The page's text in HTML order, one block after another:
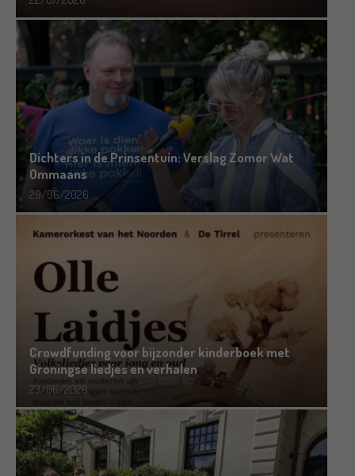
Dichters in de Prinsentuin: Verslag Zomor Wat
Ommaans
29/06/2026
Crowdfunding voor bijzonder kinderboek met
Groningse liedjes en verhalen
23/06/2026